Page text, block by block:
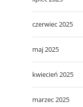
czerwiec 2025
maj 2025
kwiecień 2025
marzec 2025